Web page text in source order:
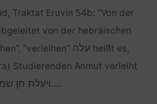
Traktat Eruvin 54b: “Von der
von der hebräischen
“verleihen” עלה heißt es,
Studierenden Anmut verleiht
…ויעלת חן.